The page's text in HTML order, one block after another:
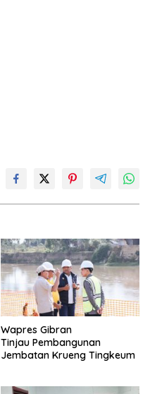
Wapres Gibran
Tinjau Pembangunan
Jembatan Krueng Tingkeum